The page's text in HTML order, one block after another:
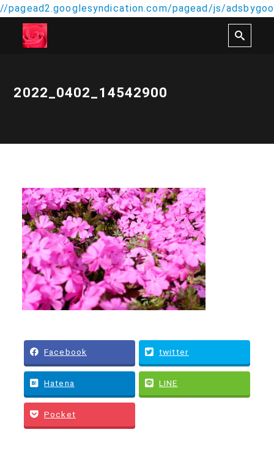
//pagead2.googlesyndication.com/pagead/js/
2022_0402_14542900
Facebook twitter
Hatena LINE
Pocket